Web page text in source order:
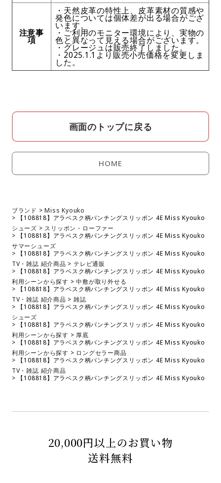
注意事
項
・天然皮革の特性上、皮革素材の質感や
発色については個体差が出る場合がござ
います。
・ご利用のモニター環境により、実物の
色と異なって見える場合がございます。
・グレージュは販売終了しました。
・2025.1.1より販売小売価格を変更しま
した。
画面のトップに戻る
HOME
ブランド
Miss Kyouko
【108818】アラベスク柄パンチングスリッポン 4E Miss Kyouko
シューズ
スリッポン・ローファー
【108818】アラベスク柄パンチングスリッポン 4E Miss Kyouko
サマーシューズ
【108818】アラベスク柄パンチングスリッポン 4E Miss Kyouko
TV・雑誌 紹介商品
テレビ通販
【108818】アラベスク柄パンチングスリッポン 4E Miss Kyouko
利用シーンから探す
中敷が取り外せる
【108818】アラベスク柄パンチングスリッポン 4E Miss Kyouko
TV・雑誌 紹介商品
雑誌
【108818】アラベスク柄パンチングスリッポン 4E Miss Kyouko
シューズ
【108818】アラベスク柄パンチングスリッポン 4E Miss Kyouko
利用シーンから探す
厚底
【108818】アラベスク柄パンチングスリッポン 4E Miss Kyouko
利用シーンから探す
ロングセラー商品
【108818】アラベスク柄パンチングスリッポン 4E Miss Kyouko
TV・雑誌 紹介商品
【108818】アラベスク柄パンチングスリッポン 4E Miss Kyouko
20,000円以上のお買い物
送料無料